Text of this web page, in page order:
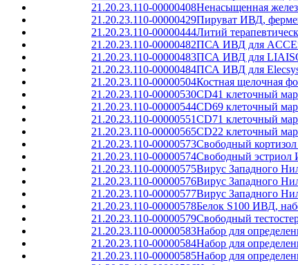
21.20.23.110-00000408Ненасыщенная
21.20.23.110-00000429Пируват ИВД,
21.20.23.110-00000444Литий
21.20.23.110-00000482ПСА ИВД для
21.20.23.110-00000483ПСА ИВД для
21.20.23.110-00000484ПСА ИВД для
21.20.23.110-00000504Костная щелочная
21.20.23.110-00000530CD41 клеточный
21.20.23.110-00000544CD69 клеточный
21.20.23.110-00000551CD71 клеточный
21.20.23.110-00000565CD22 клеточный
21.20.23.110-00000573Свободный
21.20.23.110-00000574Свободный
21.20.23.110-00000575Вирус Западного
21.20.23.110-00000576Вирус Западного
21.20.23.110-00000577Вирус Западного
21.20.23.110-00000578Белок S100 ИВД,
21.20.23.110-00000579Свободный
21.20.23.110-00000583Набор для
21.20.23.110-00000584Набор для
21.20.23.110-00000585Набор для